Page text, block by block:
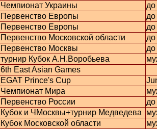
Чемпионат Украины
до
Первенство Европы
Первенство Европы
до
Первенство Московской области
Первенство Москвы
турнир Кубок А.Н.Воробьева
6th East Asian Games
EGAT Prince's Cup
Чемпионат Мира
Первенство России
Кубок и ЧМосквы+турнир Медведева
Кубок Московской области